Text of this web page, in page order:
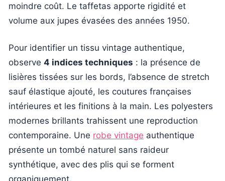
moindre coût. Le taffetas apporte rigidité et
volume aux jupes évasées des années 1950.
Pour identifier un tissu vintage authentique,
observe 4 indices techniques : la présence de
lisières tissées sur les bords, l’absence de stretch
sauf élastique ajouté, les coutures françaises
intérieures et les finitions à la main. Les polyesters
modernes brillants trahissent une reproduction
contemporaine. Une robe vintage authentique
présente un tombé naturel sans raideur
synthétique, avec des plis qui se forment
organiquement.